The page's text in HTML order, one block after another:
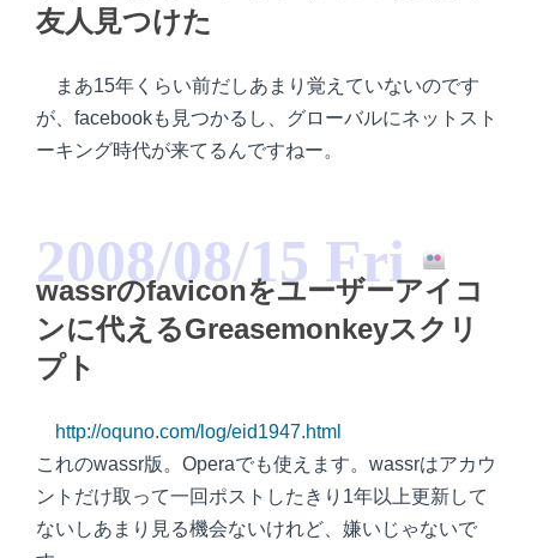
友人見つけた
まあ15年くらい前だしあまり覚えていないのです
が、facebookも見つかるし、グローバルにネットスト
ーキング時代が来てるんですねー。
2008/08/15 Fri
wassrのfaviconをユーザーアイコ
ンに代えるGreasemonkeyスクリ
プト
http://oquno.com/log/eid1947.html
これのwassr版。Operaでも使えます。wassrはアカウ
ントだけ取って一回ポストしたきり1年以上更新して
ないしあまり見る機会ないけれど、嫌いじゃないで